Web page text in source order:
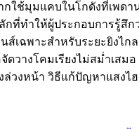
กใช้มุมแคบในโกดังที่เพด
ที่ทำให้ผู้ประกอบการรู้สึ
ส์เฉพาะสำหรับระยะยิงไ
ดวางโคมเรียงไม่สม่ำเส
ล่วงหน้า วิธีแก้ปัญหาแสง